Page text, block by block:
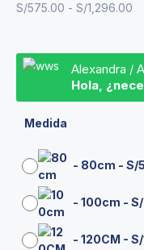
S/575.00 - S/1,296.00
Alexandra /
Hola,
Medida
- 80cm - S/
- 100cm - S/
- 120CM - S/